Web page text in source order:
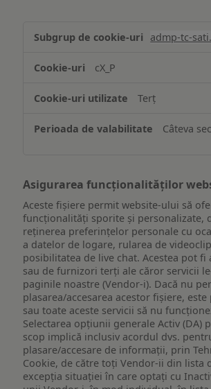
și/sau
informațiilor
pe
dispozitiv
admp-tc-
cX_P
Terț
Câteva
Asigurarea funcționalităților
Aceste fișiere permit website-ului să
funcționalități sporite și personalizate,
reţinerea preferinţelor personale cu
a datelor de logare, rularea de
posibilitatea de live chat. Acestea pot fi
sau de furnizori terți ale căror servicii
paginile noastre (Vendor-i). Dacă nu
plasarea/accesarea acestor fișiere,
sau toate aceste servicii să nu
Selectarea opțiunii generale Activ (DA)
scop implică inclusiv acordul dvs.
plasare/accesare de informații, prin
Cookie, de către toți Vendor-ii din lista
excepția situației în care optați cu